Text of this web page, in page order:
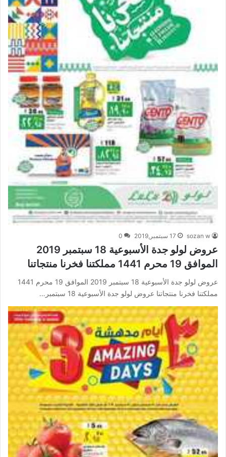
sozan w 17 سبتمبر,2019 0
عروض لولو جدة الأسبوعية 18 سبتمبر 2019
الموافق 19 محرم 1441 مملكتنا فخرنا منتجاتنا
عروض لولو جدة الأسبوعية 18 سبتمبر 2019 الموافق 19 محرم 1441
مملكتنا فخرنا منتجاتنا عروض لولو جدة الأسبوعية 18 سبتمبر…